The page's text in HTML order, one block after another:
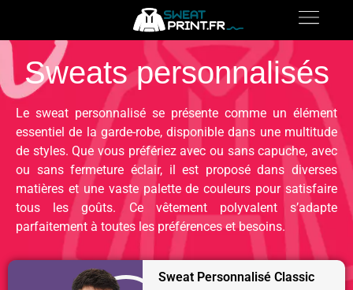
Sweats personnalisés
Le sweat personnalisé se présente comme un élément
essentiel de la garde-robe, disponible dans une multitude
de styles. Que vous préfériez avec ou sans capuche, avec
ou sans fermeture éclair, il est proposé dans diverses
matières et une vaste palette de couleurs pour satisfaire
tous les goûts. Ce vêtement polyvalent s’adapte
parfaitement à toutes les préférences et besoins.
Sweat Personnalisé Classic